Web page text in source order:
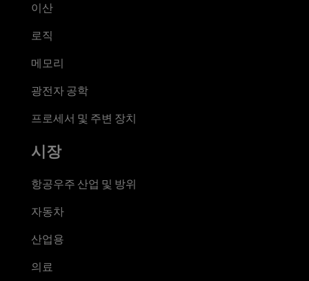
이산
로직
메모리
광전자 공학
프로세서 및 주변 장치
시장
항공우주 산업 및 방위
자동차
산업용
의료